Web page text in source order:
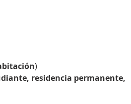
)
residencia permanente,